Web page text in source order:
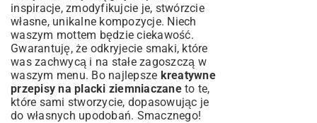
inspiracje, zmodyfikujcie je, stwórzcie
własne, unikalne kompozycje. Niech
waszym mottem będzie ciekawość.
Gwarantuję, że odkryjecie smaki, które
was zachwycą i na stałe zagoszczą w
waszym menu. Bo najlepsze kreatywne
przepisy na placki ziemniaczaneto te,
które sami stworzycie, dopasowując je
do własnych upodobań. Smacznego!